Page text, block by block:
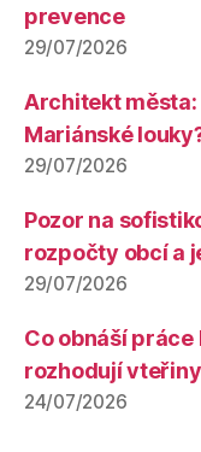
prevence
29/07/2026
Architekt
Mariánské
29/07/2026
Pozor na
rozpočty obcí a
29/07/2026
Co obnáší
rozhodují
24/07/2026